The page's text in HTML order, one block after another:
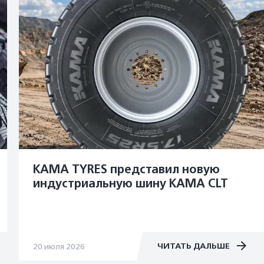
KAMA TYRES представил новую
индустриальную шину KAMA CLT
20 июля 2026 ЧИТАТЬ ДАЛЬШЕ